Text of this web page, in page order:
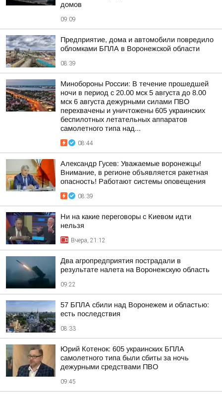
домов
09:09
Предприятие, дома и автомобили повредило
обломками БПЛА в Воронежской области
08:39
Минобороны России: В течение прошедшей
ночи в период с 20.00 мск 5 августа до 8.00
мск 6 августа дежурными силами ПВО
перехвачены и уничтожены 605 украинских
беспилотных летательных аппаратов
самолетного типа над...
08:44
Александр Гусев: Уважаемые воронежцы!
Внимание, в регионе объявляется ракетная
опасность! Работают системы оповещения
08:39
Ни на какие переговоры с Киевом идти
нельзя
Вчера, 21:12
Два агропредприятия пострадали в
результате налета на Воронежскую область
09:22
57 БПЛА сбили над Воронежем и областью:
есть последствия
08:33
Юрий Котенок: 605 украинских БПЛА
самолетного типа были сбиты за ночь
дежурными средствами ПВО
09:45